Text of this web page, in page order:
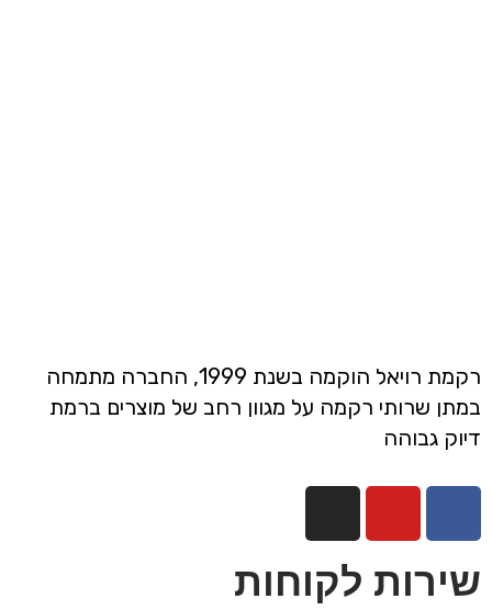
רקמת רויאל הוקמה בשנת 1999, החברה מתמחה
במתן שרותי רקמה על מגוון רחב של מוצרים ברמת
דיוק גבוהה
שירות לקוחות